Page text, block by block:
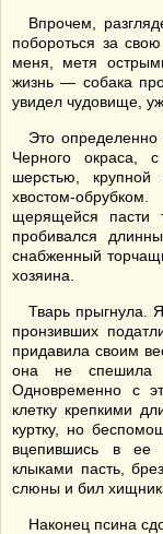
Впрочем,
побороться за
меня, метя
жизнь — собака
увидел чудовище,
Это определенно
Черного окраса,
шерстью,
хвостом-
щерящейся пасти
пробивался
снабженный
хозяина.
Тварь прыгнула.
пронзивших
придавила своим
она не спешила
Одновременно с
клетку крепкими
куртку, но
вцепившись в ее
клыками пасть,
слюны и бил
Наконец псина